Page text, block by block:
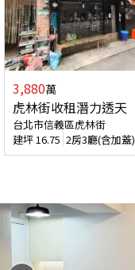
3,880萬
虎林街收租潛力透天
台北市信義區虎林街
建坪16.75 2房3廳(含加蓋)